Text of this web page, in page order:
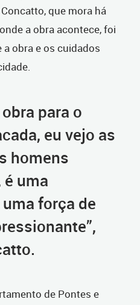
que mora há
a obra acontece, foi
obra e os cuidados
para o
eu vejo as
homens
uma
força de
de Pontes e